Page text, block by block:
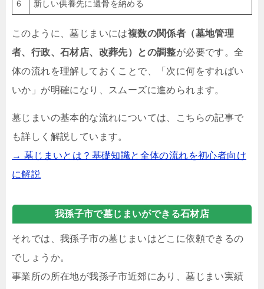
6 新しい供養先に遺骨を納める
このように、墓じまいには複数の関係者（墓地管理
者、行政、石材店、改葬先）との調整が必要です。全
体の流れを理解しておくことで、「次に何をすればい
いか」が明確になり、スムーズに進められます。
墓じまいの基本的な流れについては、こちらの記事で
も詳しく解説しています。
→ 墓じまいとは？基礎知識と全体の流れを初心者向け
に解説
我孫子市で墓じまいができる石材店
それでは、我孫子市の墓じまいはどこに依頼できるの
でしょうか。
事業所の所在地が我孫子市近郊にあり、墓じまい実績